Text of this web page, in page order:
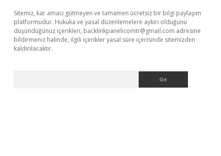
Sitemiz, kar amacı gütmeyen ve tamamen ücretsiz bir bilgi paylaşım
platformudur. Hukuka ve yasal düzenlemelere aykırı olduğunu
düşündüğünüz içerikleri, backlinkpanelicomtr@gmail.com adresine
bildirmeniz halinde, ilgili içerikler yasal süre içerisinde sitemizden
kaldırılacaktır.